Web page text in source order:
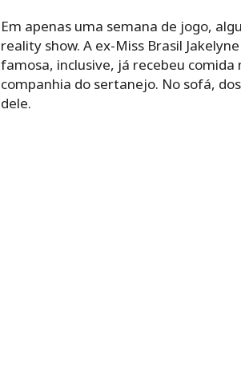
Em apenas uma semana de jogo,
reality show. A ex-Miss Brasil
famosa, inclusive, já recebeu
companhia do sertanejo. No sofá,
dele.